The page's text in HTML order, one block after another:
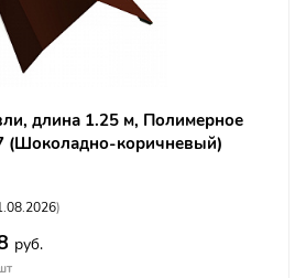
длина 1.25 м, Полимерное
(Шоколадно-коричневый)
)
руб.